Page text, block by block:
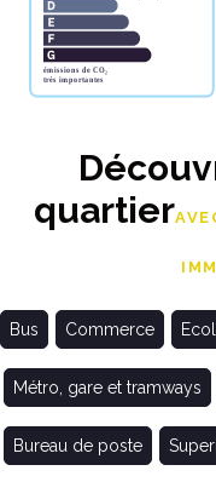
quartier
Bus Commerce
Métro, gare et tramways
Bureau de poste